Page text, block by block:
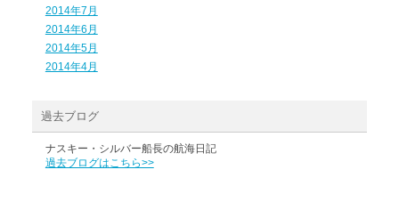
2014年7月
2014年6月
2014年5月
2014年4月
過去ブログ
ナスキー・シルバー船長の航海日記
過去ブログはこちら>>